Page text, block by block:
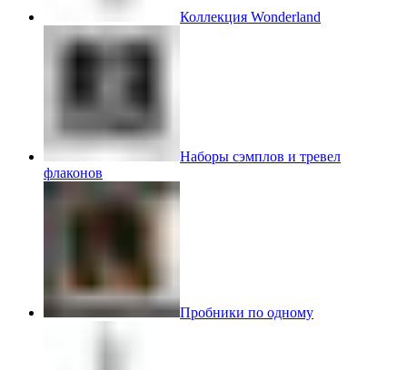
Коллекция Wonderland
Наборы сэмплов и тревел
флаконов
Пробники по одному